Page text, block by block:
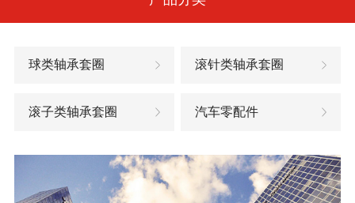
球类轴承套圈 滚针类轴承套圈
滚子类轴承套圈 汽车零配件